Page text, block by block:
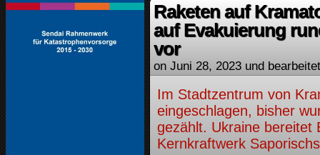
Raketen auf
auf Evakuierung
vor
on Juni 28, 2023 und
Im Stadtzentrum von
eingeschlagen, bisher
gezählt. Ukraine bereitet
Kernkraftwerk